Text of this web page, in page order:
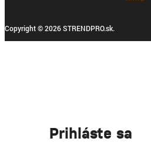
Copyright © 2026 STRENDPRO.sk.
Prihláste sa